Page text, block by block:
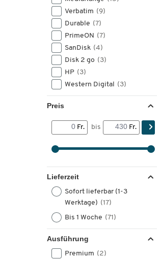
Verbatim (9)
Durable (7)
PrimeON (7)
SanDisk (4)
Disk 2 go (3)
HP (3)
Western Digital (3)
Preis
Fr. bis Fr.
Lieferzeit
Sofort lieferbar (1-3
Werktage) (17)
Bis 1 Woche (71)
Ausführung
Premium (2)